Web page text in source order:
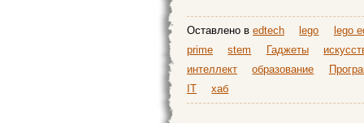
Оставлено в edtech lego lego
prime
stem Гаджеты
интеллект
образование
IT
хаб